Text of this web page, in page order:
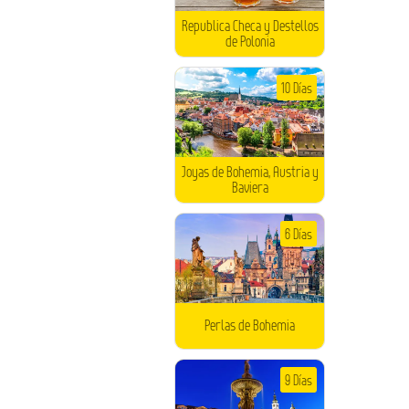
Republica Checa y Destellos
de Polonia
Joyas de Bohemia, Austria y
Baviera
10 Días
Perlas de Bohemia
6 Días
9 Días